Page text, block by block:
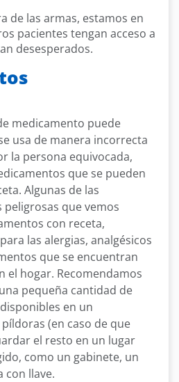
de las armas, estamos en
pacientes tengan acceso a
desesperados.
medicamento puede
usa de manera incorrecta
la persona equivocada,
que se pueden
Algunas de las
peligrosas que vemos
con receta,
las alergias, analgésicos
que se encuentran
el hogar. Recomendamos
pequeña cantidad de
en un
(en caso de que
el resto en un lugar
como un gabinete, un
con llave.